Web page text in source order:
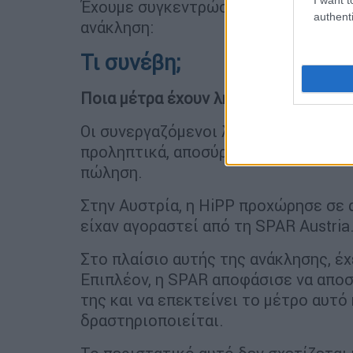
Έχουμε συγκεντρώσει για εσάς τις
ανάκληση:
Τι συνέβη;
Ποια μέτρα έχουν ληφθεί;
Οι συνεργαζόμενοι λιανέμποροι
προληπτικά, αποσύροντας όλα τα
πώληση.
Στην Αυστρία, η HiPP προχώρησε
είχαν αγοραστεί από τη SPAR Austria.
Στο πλαίσιο αυτής της ανάκλησης,
Επιπλέον, η SPAR αποφάσισε να
της και να επεκτείνει το μέτρο
δραστηριοποιείται.